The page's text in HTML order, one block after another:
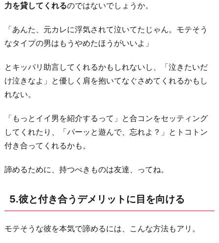
力を貸してくれるのではないでしょうか。
「あんた、元カレに浮気されて泣いてたじゃん。モテそう
なタイプの男はもうやめたほうがいいよ」
とキッパリ助言してくれるかもしれないし、「泣きたいだ
け泣きなよ」と優しく肩を抱いてなぐさめてくれるかもし
れない。
「もっとイイ男を紹介するって」と合コンをセッティング
してくれたり、「パーッと遊んで、忘れよ？」とトコトン
付き合ってくれるかも。
諦めるために、持つべきものは友達、ってね。
5.彼と付き合うデメリットに目を向ける
モテそうな彼を本気で諦めるには、こんな方法もアリ。